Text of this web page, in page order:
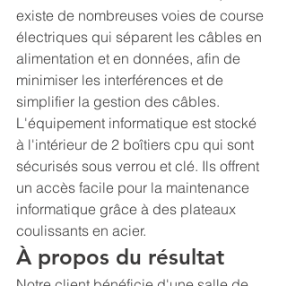
existe de nombreuses voies de course
électriques qui séparent les câbles en
alimentation et en données, afin de
minimiser les interférences et de
simplifier la gestion des câbles.
L'équipement informatique est stocké
à l'intérieur de 2 boîtiers cpu qui sont
sécurisés sous verrou et clé. Ils offrent
un accès facile pour la maintenance
informatique grâce à des plateaux
coulissants en acier.
À propos du résultat